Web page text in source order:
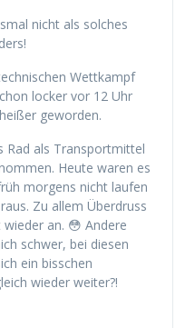
nicht als solches
Wettkampf
locker vor 12 Uhr
geworden.
Rad als Transportmittel
Heute waren es
morgens nicht laufen
Zu allem Überdruss
an. 😳 Andere
schwer, bei diesen
ein bisschen
wieder weiter?!